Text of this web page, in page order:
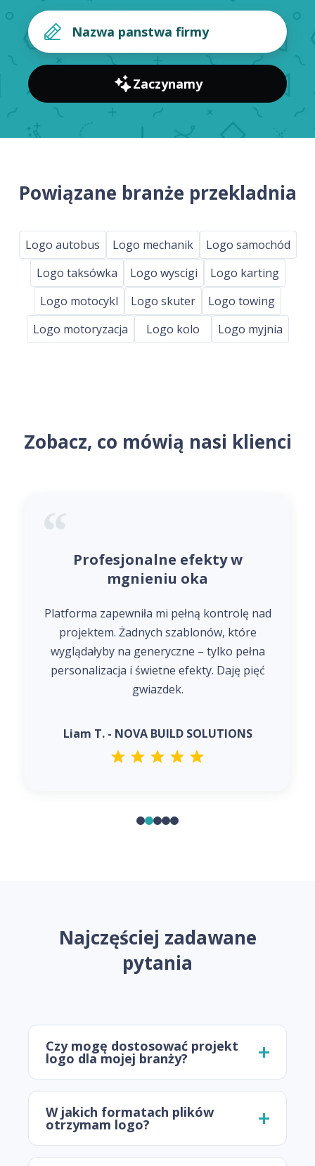
Zaczynamy
Powiązane branże przekladnia
Logo autobus Logo mechanik
Logo samochód
Logo taksówka
Logo wyscigi
Logo karting
Logo motocykl
Logo skuter
Logo towing
Logo motoryzacja
Logo kolo Logo myjnia
Zobacz, co mówią nasi klienci
Profesjonalne efekty w
mgnieniu oka
Platforma zapewniła mi pełną kontrolę nad
projektem. Żadnych szablonów, które
wyglądałyby na generyczne – tylko pełna
personalizacja i świetne efekty. Daję pięć
gwiazdek.
Liam T. - NOVA BUILD SOLUTIONS
Najczęściej zadawane
pytania
Czy mogę dostosować projekt
logo dla mojej branży?
W jakich formatach plików
otrzymam logo?